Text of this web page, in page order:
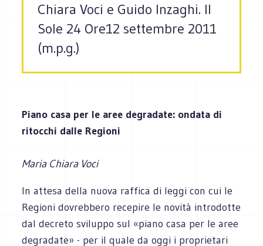
Chiara Voci e Guido Inzaghi. Il
Sole 24 Ore12 settembre 2011
(m.p.g.)
Piano casa per le aree degradate: ondata di
ritocchi dalle Regioni
Maria Chiara Voci
In attesa della nuova raffica di leggi con cui le
Regioni dovrebbero recepire le novità introdotte
dal decreto sviluppo sul «piano casa per le aree
degradate» - per il quale da oggi i proprietari